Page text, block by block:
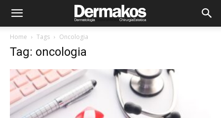
Home Tags Oncologia
Tag: oncologia